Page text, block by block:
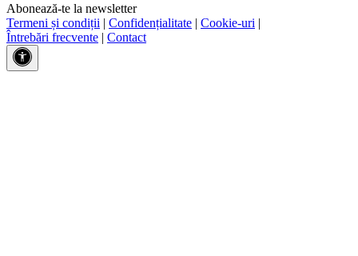
Abonează-te la newsletter
Termeni și condiții | Confidențialitate | Cookie-uri |
Întrebări frecvente | Contact